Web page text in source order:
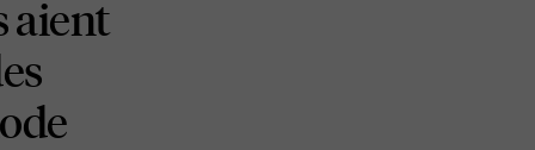
aient